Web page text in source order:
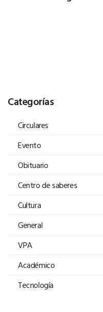
Categorías
Circulares
Evento
Obituario
Centro de saberes
Cultura
General
VPA
Académico
Tecnología